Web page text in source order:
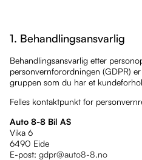
1. Behandlingsansvarlig
Behandlingsansvarlig etter
personvernforordningen (GDPR)
gruppen som du har et
Felles kontaktpunkt for
Auto 8-8 Bil AS
Vika 6
6490 Eide
E-post: gdpr@auto8-8.no